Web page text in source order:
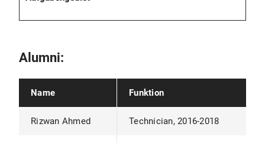
Alumni:
Name Funktion
Rizwan Ahmed Technician, 2016-2018